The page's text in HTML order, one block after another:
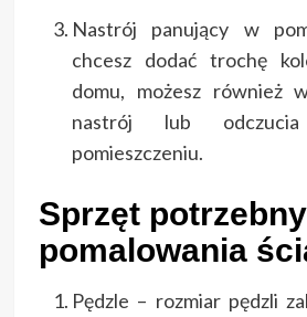
Nastrój panujący w
chcesz dodać trochę
domu, możesz również
nastrój lub
pomieszczeniu.
Sprzęt
pomalowania
Pędzle – rozmiar pędzli